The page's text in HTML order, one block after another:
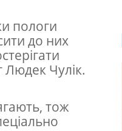
пологи
до них
Чулік.
тож